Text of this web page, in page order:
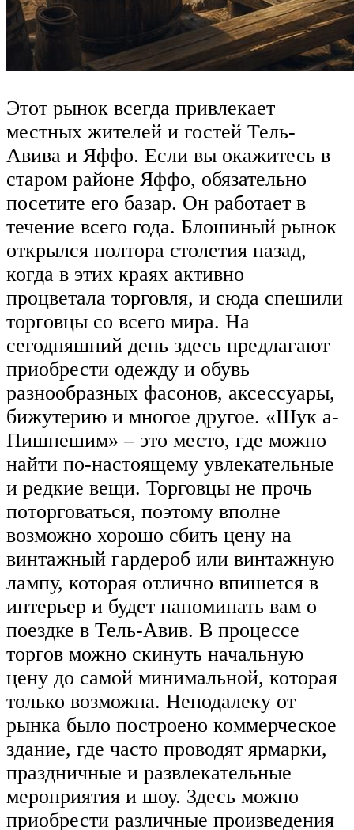
Этот рынок всегда привлекает
местных жителей и гостей Тель-
Авива и Яффо. Если вы окажитесь в
старом районе Яффо, обязательно
посетите его базар. Он работает в
течение всего года. Блошиный рынок
открылся полтора столетия назад,
когда в этих краях активно
процветала торговля, и сюда спешили
торговцы со всего мира. На
сегодняшний день здесь предлагают
приобрести одежду и обувь
разнообразных фасонов, аксессуары,
бижутерию и многое другое. «Шук а-
Пишпешим» – это место, где можно
найти по-настоящему увлекательные
и редкие вещи. Торговцы не прочь
поторговаться, поэтому вполне
возможно хорошо сбить цену на
винтажный гардероб или винтажную
лампу, которая отлично впишется в
интерьер и будет напоминать вам о
поездке в Тель-Авив. В процессе
торгов можно скинуть начальную
цену до самой минимальной, которая
только возможна. Неподалеку от
рынка было построено коммерческое
здание, где часто проводят ярмарки,
праздничные и развлекательные
мероприятия и шоу. Здесь можно
приобрести различные произведения